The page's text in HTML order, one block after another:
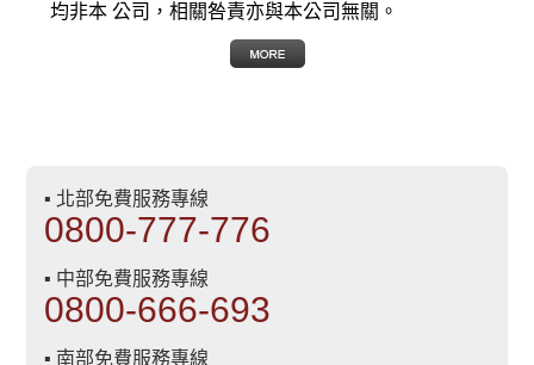
均非本 公司，相關咎責亦與本公司無關。
▪ 北部免費服務專線
0800-777-776
▪ 中部免費服務專線
0800-666-693
▪ 南部免費服務專線